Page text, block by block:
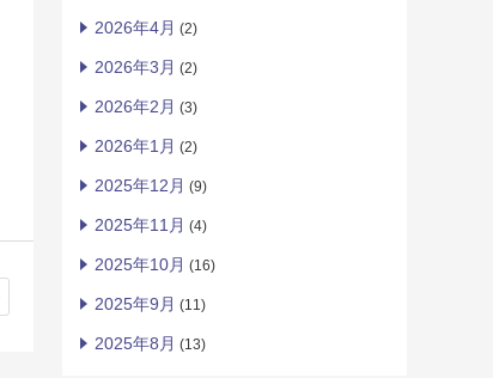
2026年4月 (2)
2026年3月 (2)
2026年2月 (3)
2026年1月 (2)
2025年12月 (9)
2025年11月 (4)
2025年10月 (16)
2025年9月 (11)
2025年8月 (13)